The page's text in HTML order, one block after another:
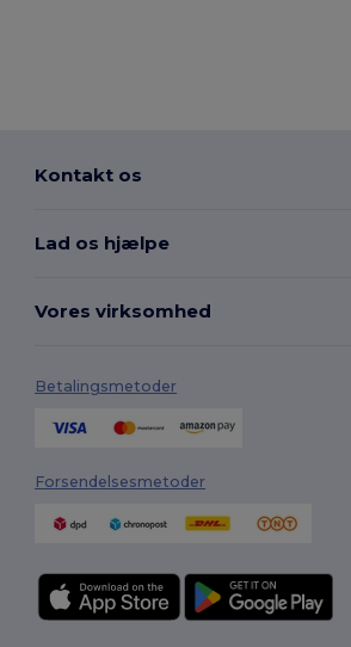
Kontakt os
Lad os hjælpe
Vores virksomhed
Betalingsmetoder
Forsendelsesmetoder